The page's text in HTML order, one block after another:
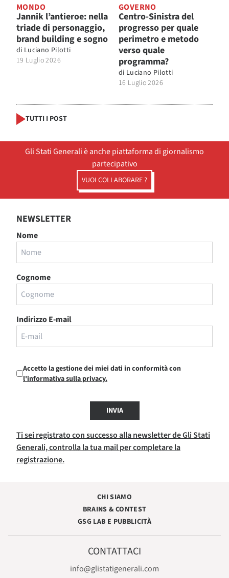
MONDO
Jannik l’antieroe: nella
triade di personaggio,
brand building e sogno
di Luciano Pilotti
19 Luglio 2026
GOVERNO
Centro-Sinistra del
progresso per quale
perimetro e metodo
verso quale
programma?
di Luciano Pilotti
16 Luglio 2026
TUTTI I POST
Gli Stati Generali è anche piattaforma di giornalismo
partecipativo
VUOI COLLABORARE ?
NEWSLETTER
Nome
Cognome
Indirizzo E-mail
Accetto la gestione dei miei dati in conformità con
l'informativa sulla privacy.
INVIA
Ti sei registrato con successo alla newsletter de Gli Stati
Generali, controlla la tua mail per completare la
registrazione.
CHI SIAMO
BRAINS & CONTEST
GSG LAB E PUBBLICITÀ
CONTATTACI
info@glistatigenerali.com